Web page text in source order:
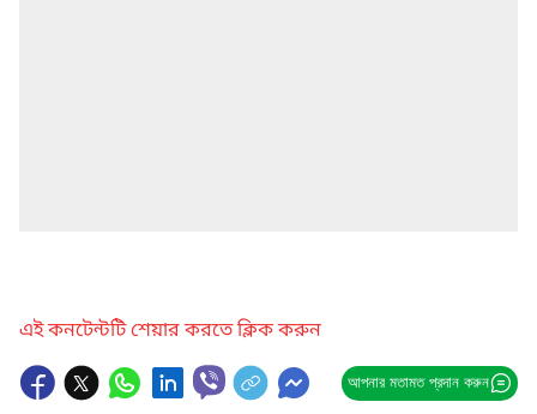
এই কনটেন্টটি শেয়ার করতে ক্লিক করুন
আপনার মতামত প্রদান করুন